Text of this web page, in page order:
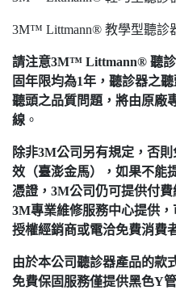
3M™ Littmann® 教學型聽診
請注意3M™ Littmann® 聽
固年限均為1年，聽診器之
聽頭之品質問題，將由原廠
線 。
除非3M公司另有規定，否
效（臺澎金馬），如果不能
憑證，3M公司仍可提供付
3M專業維修服務中心提供
授權經銷商或電洽免費消費
由於本公司聽診器產品的款
免費保固服務僅提供黑色Y